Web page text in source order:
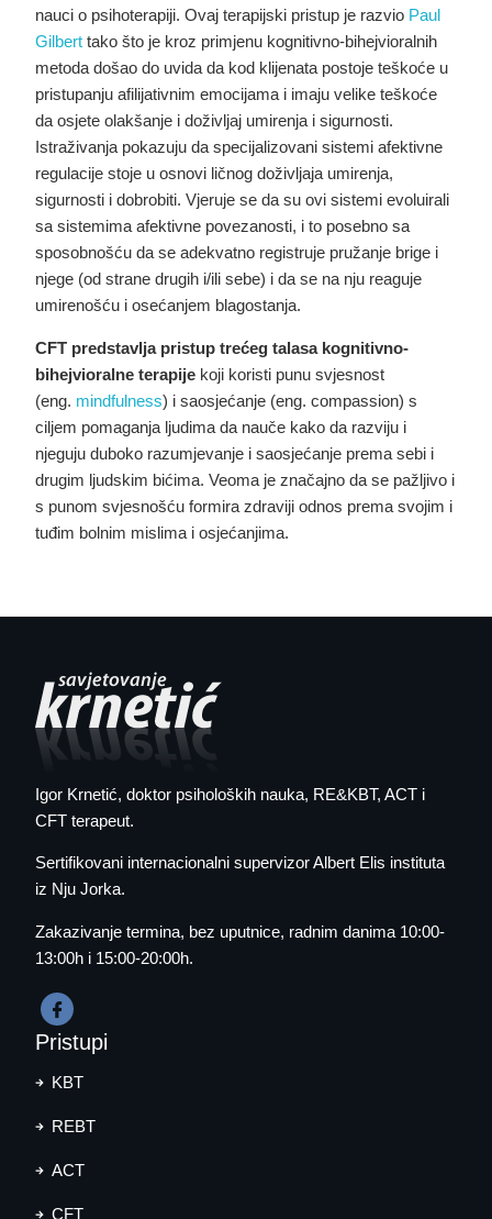
nauci o psihoterapiji. Ovaj terapijski pristup je razvio Paul
Gilbert tako što je kroz primjenu kognitivno-bihejvioralnih
metoda došao do uvida da kod klijenata postoje teškoće u
pristupanju afilijativnim emocijama i imaju velike teškoće
da osjete olakšanje i doživljaj umirenja i sigurnosti.
Istraživanja pokazuju da specijalizovani sistemi afektivne
regulacije stoje u osnovi ličnog doživljaja umirenja,
sigurnosti i dobrobiti. Vjeruje se da su ovi sistemi evoluirali
sa sistemima afektivne povezanosti, i to posebno sa
sposobnošću da se adekvatno registruje pružanje brige i
njege (od strane drugih i/ili sebe) i da se na nju reaguje
umirenošću i osećanjem blagostanja.
CFT predstavlja pristup trećeg talasa kognitivno-
bihejvioralne terapije koji koristi punu svjesnost
(eng. mindfulness) i saosjećanje (eng. compassion) s
ciljem pomaganja ljudima da nauče kako da razviju i
njeguju duboko razumjevanje i saosjećanje prema sebi i
drugim ljudskim bićima. Veoma je značajno da se pažljivo i
s punom svjesnošću formira zdraviji odnos prema svojim i
tuđim bolnim mislima i osjećanjima.
Igor Krnetić, doktor psiholoških nauka, RE&KBT, ACT i
CFT terapeut.
Sertifikovani internacionalni supervizor Albert Elis instituta
iz Nju Jorka.
Zakazivanje termina, bez uputnice, radnim danima 10:00-
13:00h i 15:00-20:00h.
Pristupi
KBT
REBT
ACT
CFT